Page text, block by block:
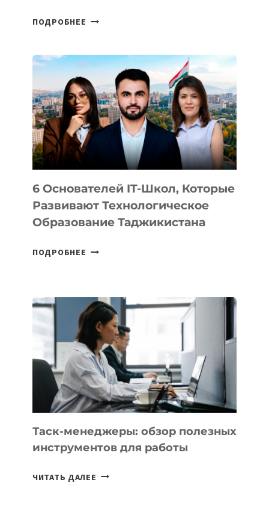
ПОДРОБНЕЕ СТАЛИ
ВНЕШНЕГО
ВИДА
НОВОГО
УСТРОЙСТВА
ОТ
OPENAI
6 Основателей IT-Школ, Которые
Развивают Технологическое
Образование Таджикистана
ПОДРОБНЕЕ
КОТОРЫЕ
РАЗВИВАЮТ
ТЕХНОЛОГИЧЕСКОЕ
ОБРАЗОВАНИЕ
ТАДЖИКИСТАНА
Таск-менеджеры: обзор полезных
инструментов для работы
ЧИТАТЬ ДАЛЕЕ ТАСК-